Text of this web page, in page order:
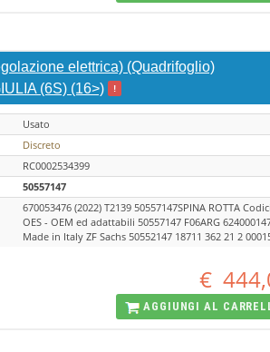
elettrica) (Quadrifoglio)
(6S) (16>)
!
Usato
Discreto
RC0002534399
50557147
670053476 (2022) T2139 50557147SPINA ROTTA Codici
OES - OEM ed adattabili 50557147 F06ARG
Made in Italy ZF Sachs 50552147 18711 362 21 2
€
AGGIUNGI AL